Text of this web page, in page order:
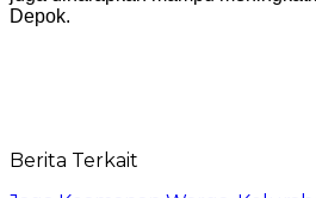
Depok.
Berita Terkait